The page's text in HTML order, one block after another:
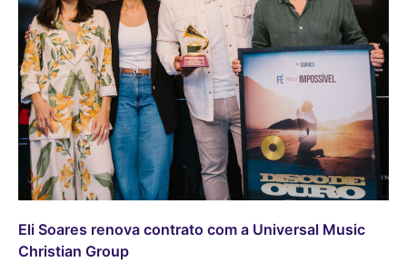
Eli Soares renova contrato com a Universal Music
Christian Group